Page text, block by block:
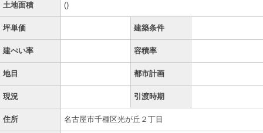
土地面積 ()
坪単価 建築条件
建ぺい率 容積率
地目 都市計画
現況 引渡時期
住所 名古屋市千種区光が丘２丁目